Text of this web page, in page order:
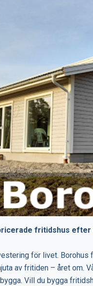
fritidshus efter
för livet.
av fritiden – året om.
Vill du bygga